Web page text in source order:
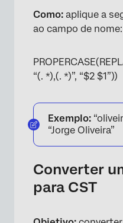
Como: aplique a
ao campo de nome:
“(. *),(. *)”, “$2 $1”))
Exemplo:
“Jorge Oliveira”
Converter
para CST